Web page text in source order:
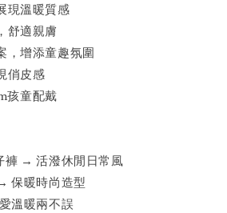
現溫暖質感
舒適親膚
，增添童趣氛圍
俏皮感
孩童配戴
褲 → 活潑休閒日常風
保暖時尚造型
溫暖兩不誤